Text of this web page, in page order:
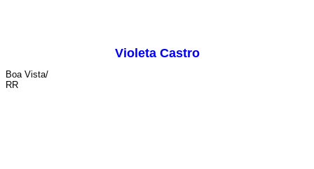
Violeta Castro
Boa Vista/
RR